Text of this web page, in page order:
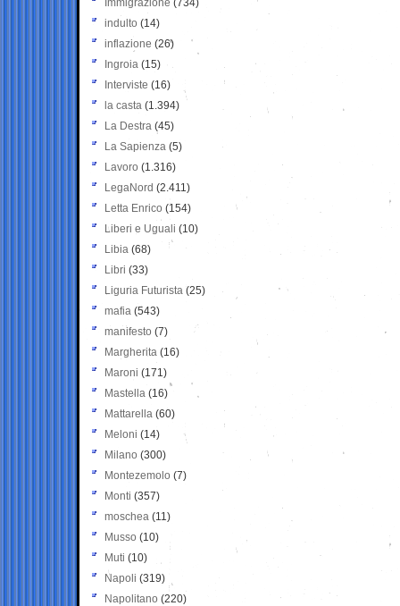
Immigrazione (734)
indulto (14)
inflazione (26)
Ingroia (15)
Interviste (16)
la casta (1.394)
La Destra (45)
La Sapienza (5)
Lavoro (1.316)
LegaNord (2.411)
Letta Enrico (154)
Liberi e Uguali (10)
Libia (68)
Libri (33)
Liguria Futurista (25)
mafia (543)
manifesto (7)
Margherita (16)
Maroni (171)
Mastella (16)
Mattarella (60)
Meloni (14)
Milano (300)
Montezemolo (7)
Monti (357)
moschea (11)
Musso (10)
Muti (10)
Napoli (319)
Napolitano (220)